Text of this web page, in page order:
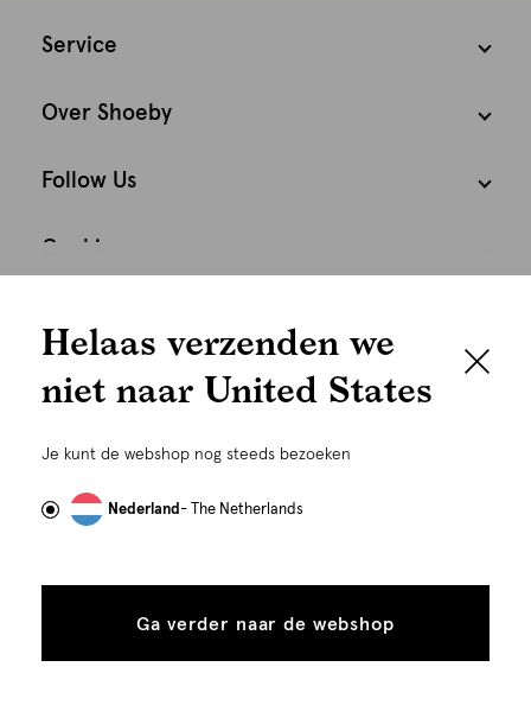
graag persoonlijk
gebruiken wij cookies en daarmee vergelijkbare
om advertenties te personaliseren...
tonen
toestaan
Service
Over Shoeby
Follow Us
Cookies
Helaas verzenden we
niet naar United States
Je kunt de webshop nog steeds bezoeken
Nederland- The Netherlands
Ga verder naar de webshop